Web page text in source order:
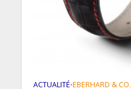
ACTUALITÉ•EBERHARD & CO.